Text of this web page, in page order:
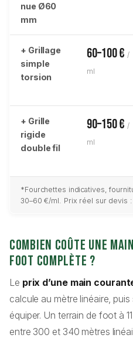
nue Ø60
mm
+ Grillage
simple
torsion
60–100 € /
ml
+ Grille
rigide
double fil
90–150 € /
ml
*Fourchettes indicatives,
30–60 €/ml. Prix réel sur devis :
Combien coûte une
foot complète ?
Le prix d’une main
calcule au mètre linéaire,
équiper. Un terrain de foot à
entre 300 et 340 mètres